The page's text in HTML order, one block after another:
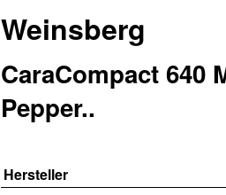
Weinsberg
CaraCompact 640
Pepper..
Hersteller